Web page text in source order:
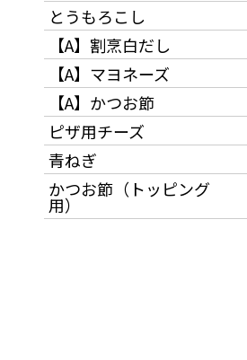
とうもろこし
【A】割烹白だし
【A】マヨネーズ
【A】かつお節
ピザ用チーズ
青ねぎ
かつお節（トッピング
用）